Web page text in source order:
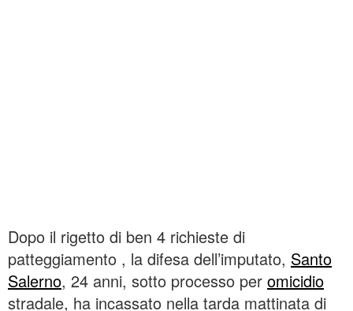
Dopo il rigetto di ben 4 richieste di
patteggiamento , la difesa dell’imputato, Santo
Salerno, 24 anni, sotto processo per omicidio
stradale, ha incassato nella tarda mattinata di